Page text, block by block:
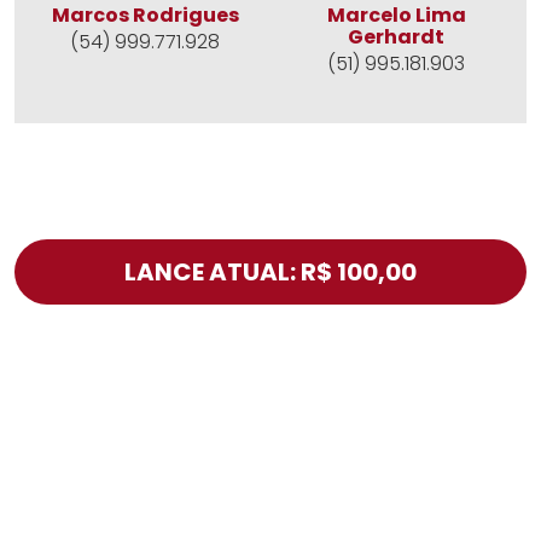
Marcos Rodrigues
(54) 999.771.928
Marcelo Lima
Gerhardt
(51) 995.181.903
LANCE ATUAL: R$ 100,00